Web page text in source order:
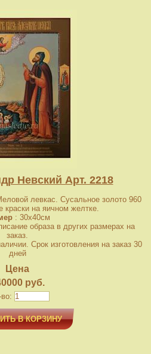
Невский Арт. 2218
левкас. Сусальное золото 960
краски на яичном желтке.
: 30x40см
образа в других размерах на
заказ.
Срок изготовления на заказ 30
дней
Цена
руб.
В КОРЗИНУ